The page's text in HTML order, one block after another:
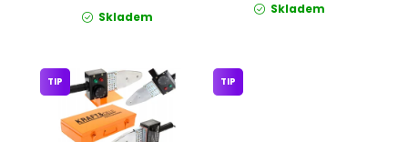
Skladem
Skladem
TIP TIP